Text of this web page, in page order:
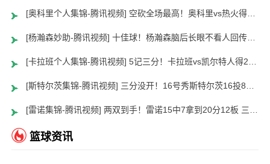
[奥科里个人集锦-腾讯视频] 空砍全场最高！奥科里vs热火得27分4板
[杨瀚森妙助-腾讯视频] 十佳球！杨瀚森脑后长眼不看人回传助队友暴扣
[卡拉班个人集锦-腾讯视频] 5记三分！卡拉班vs凯尔特人得21+8
[斯特尔茨集锦-腾讯视频] 三分没开！16号秀斯特尔茨16投8中&三分8中2得到22分2板6助
[雷诺集锦-腾讯视频] 两双到手！雷诺15中7拿到20分12板 三分5中2
篮球资讯